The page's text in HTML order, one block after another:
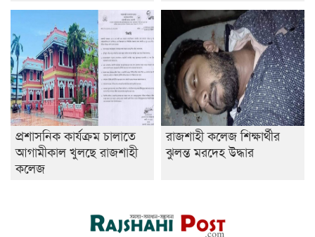
প্রশাসনিক কার্যক্রম চালাতে
আগামীকাল খুলছে রাজশাহী
কলেজ
রাজশাহী কলেজ শিক্ষার্থীর
ঝুলন্ত মরদেহ উদ্ধার